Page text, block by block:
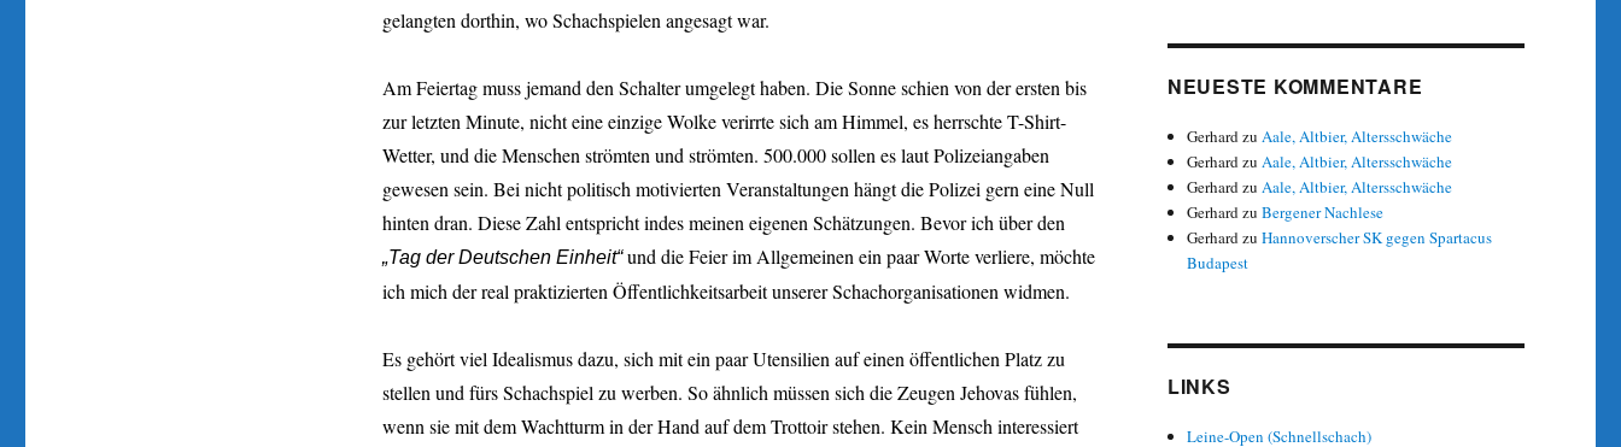
gelangten dorthin, wo Schachspielen angesagt war.
Am Feiertag muss jemand den Schalter umgelegt haben. Die Sonne schien von der ersten bis
zur letzten Minute, nicht eine einzige Wolke verirrte sich am Himmel, es herrschte T-Shirt-
Wetter, und die Menschen strömten und strömten. 500.000 sollen es laut Polizeiangaben
gewesen sein. Bei nicht politisch motivierten Veranstaltungen hängt die Polizei gern eine Null
hinten dran. Diese Zahl entspricht indes meinen eigenen Schätzungen. Bevor ich über den
„Tag der Deutschen Einheit“und die Feier im Allgemeinen ein paar Worte verliere, möchte
ich mich der real praktizierten Öffentlichkeitsarbeit unserer Schachorganisationen widmen.
Es gehört viel Idealismus dazu, sich mit ein paar Utensilien auf einen öffentlichen Platz zu
stellen und fürs Schachspiel zu werben. So ähnlich müssen sich die Zeugen Jehovas fühlen,
wenn sie mit dem Wachtturm in der Hand auf dem Trottoir stehen. Kein Mensch interessiert
NEUESTE KOMMENTARE
GerhardzuAale, Altbier, Altersschwäche
GerhardzuAale, Altbier, Altersschwäche
GerhardzuAale, Altbier, Altersschwäche
GerhardzuBergener Nachlese
GerhardzuHannoverscher SK gegen Spartacus
Budapest
LINKS
Leine-Open (Schnellschach)